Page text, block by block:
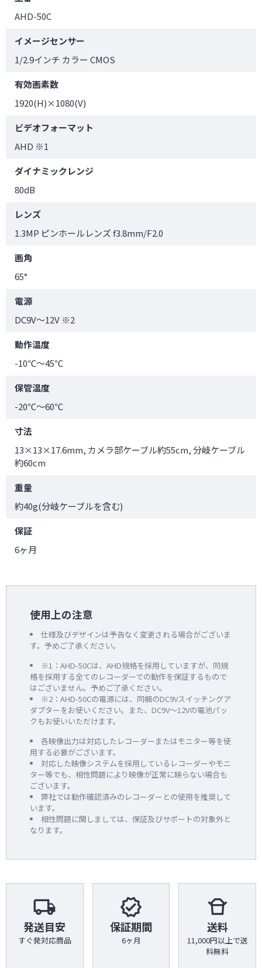
AHD-50C
イメージセンサー
1/2.9インチ カラー CMOS
有効画素数
1920(H)×1080(V)
ビデオフォーマット
AHD ※1
ダイナミックレンジ
80dB
レンズ
1.3MP ピンホールレンズ f3.8mm/F2.0
画角
65°
電源
DC9V～12V ※2
動作温度
-10℃～45℃
保管温度
-20℃～60℃
寸法
13×13×17.6mm, カメラ部ケーブル約55cm, 分岐ケーブル
約60cm
重量
約40g(分岐ケーブルを含む)
保証
6ヶ月
使用上の注意
仕様及びデザインは予告なく変更される場合がございま
す。予めご了承ください。
※1：AHD-50Cは、AHD規格を採用していますが、同規
格を採用する全てのレコーダーでの動作を保証するもので
はございません。予めご了承ください。
※2：AHD-50Cの電源には、同梱のDC9Vスイッチングア
ダプターをお使いください。また、DC9V～12Vの電池パッ
クもお使いいただけます。
各映像出力は対応したレコーダーまたはモニター等を使
用する必要がございます。
対応した映像システムを採用しているレコーダーやモニ
ター等でも、相性問題により映像が正常に映らない場合も
ございます。
弊社では動作確認済みのレコーダーとの使用を推奨して
います。
相性問題に関しましては、保証及びサポートの対象外と
なります。
local_shipping
発送目安
すぐ発対応商品
verified
保証期間
6ヶ月
takeout_dining
送料
11,000円以上で送
料無料